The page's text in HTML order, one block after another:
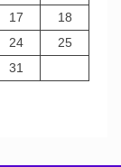
17
18
24
25
31